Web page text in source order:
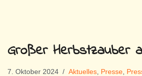
Großer Herbstzauber
7. Oktober 2024 Aktuelles, Presse,